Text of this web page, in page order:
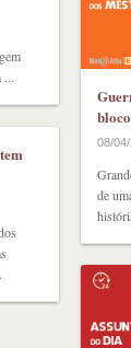
...
08/
de